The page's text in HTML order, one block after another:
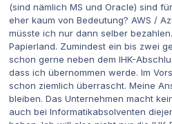
(sind nämlich MS und Oracle) sind
eher kaum von Bedeutung? AWS /
müsste ich nur dann selber
Papierland. Zumindest ein bis zwei
schon gerne neben dem IHK-
dass ich übernommen werde. Im
schon ziemlich überrascht. Meine
bleiben. Das Unternehmen macht
auch bei Informatikabsolventen